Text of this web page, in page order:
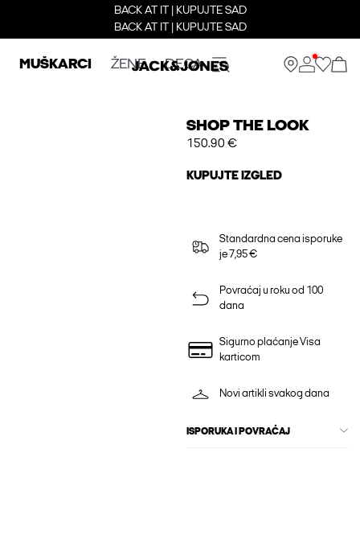
BACK AT IT | KUPUJTE SAD
BACK AT IT | KUPUJTE SAD
MUŠKARCI ŽENE DECA
SHOP THE LOOK
150.90 €
KUPUJTE IZGLED
Standardna cena isporuke
je 7,95 €
Povraćaj u roku od 100
dana
Sigurno plaćanje Visa
karticom
Novi artikli svakog dana
ISPORUKA I POVRAĆAJ